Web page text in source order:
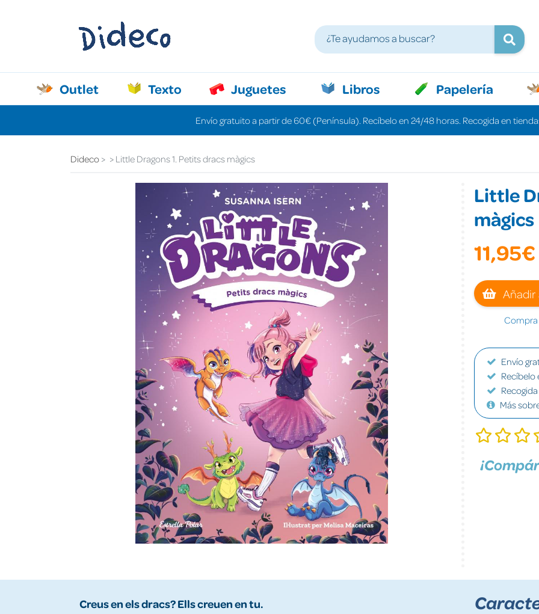
Outlet Texto Juguetes Libros Papelería
Envío gratuito a partir de 60€ (Península). Recíbelo en 24/48 horas. Recogida en
Dideco Little Dragons 1. Petits dracs màgics
Little
màgics
11,95€
Añadir
Compra
Envío
Recíbelo
Más
Creus en els dracs? Ells creuen en tu.